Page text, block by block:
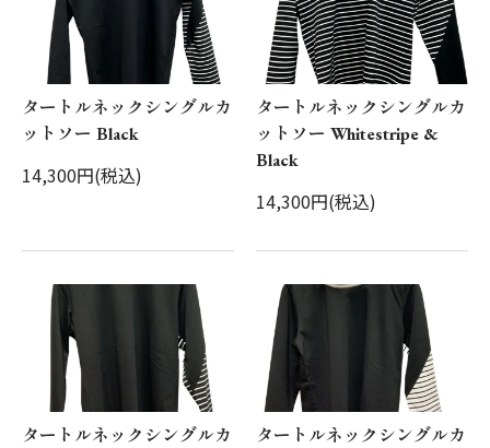
タートルネックシングルカ
ットソー Black
14,300円(税込)
タートルネックシングルカ
ットソー Whitestripe &
Black
14,300円(税込)
タートルネックシングルカ
タートルネックシングルカ